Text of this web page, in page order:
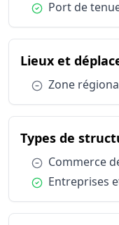
Publics spécifiques
Statut d'emploi
Condition :
Port de
Lieux et
Condition :
Zone
Types de
Condition :
Commerce
Condition :
Entreprises